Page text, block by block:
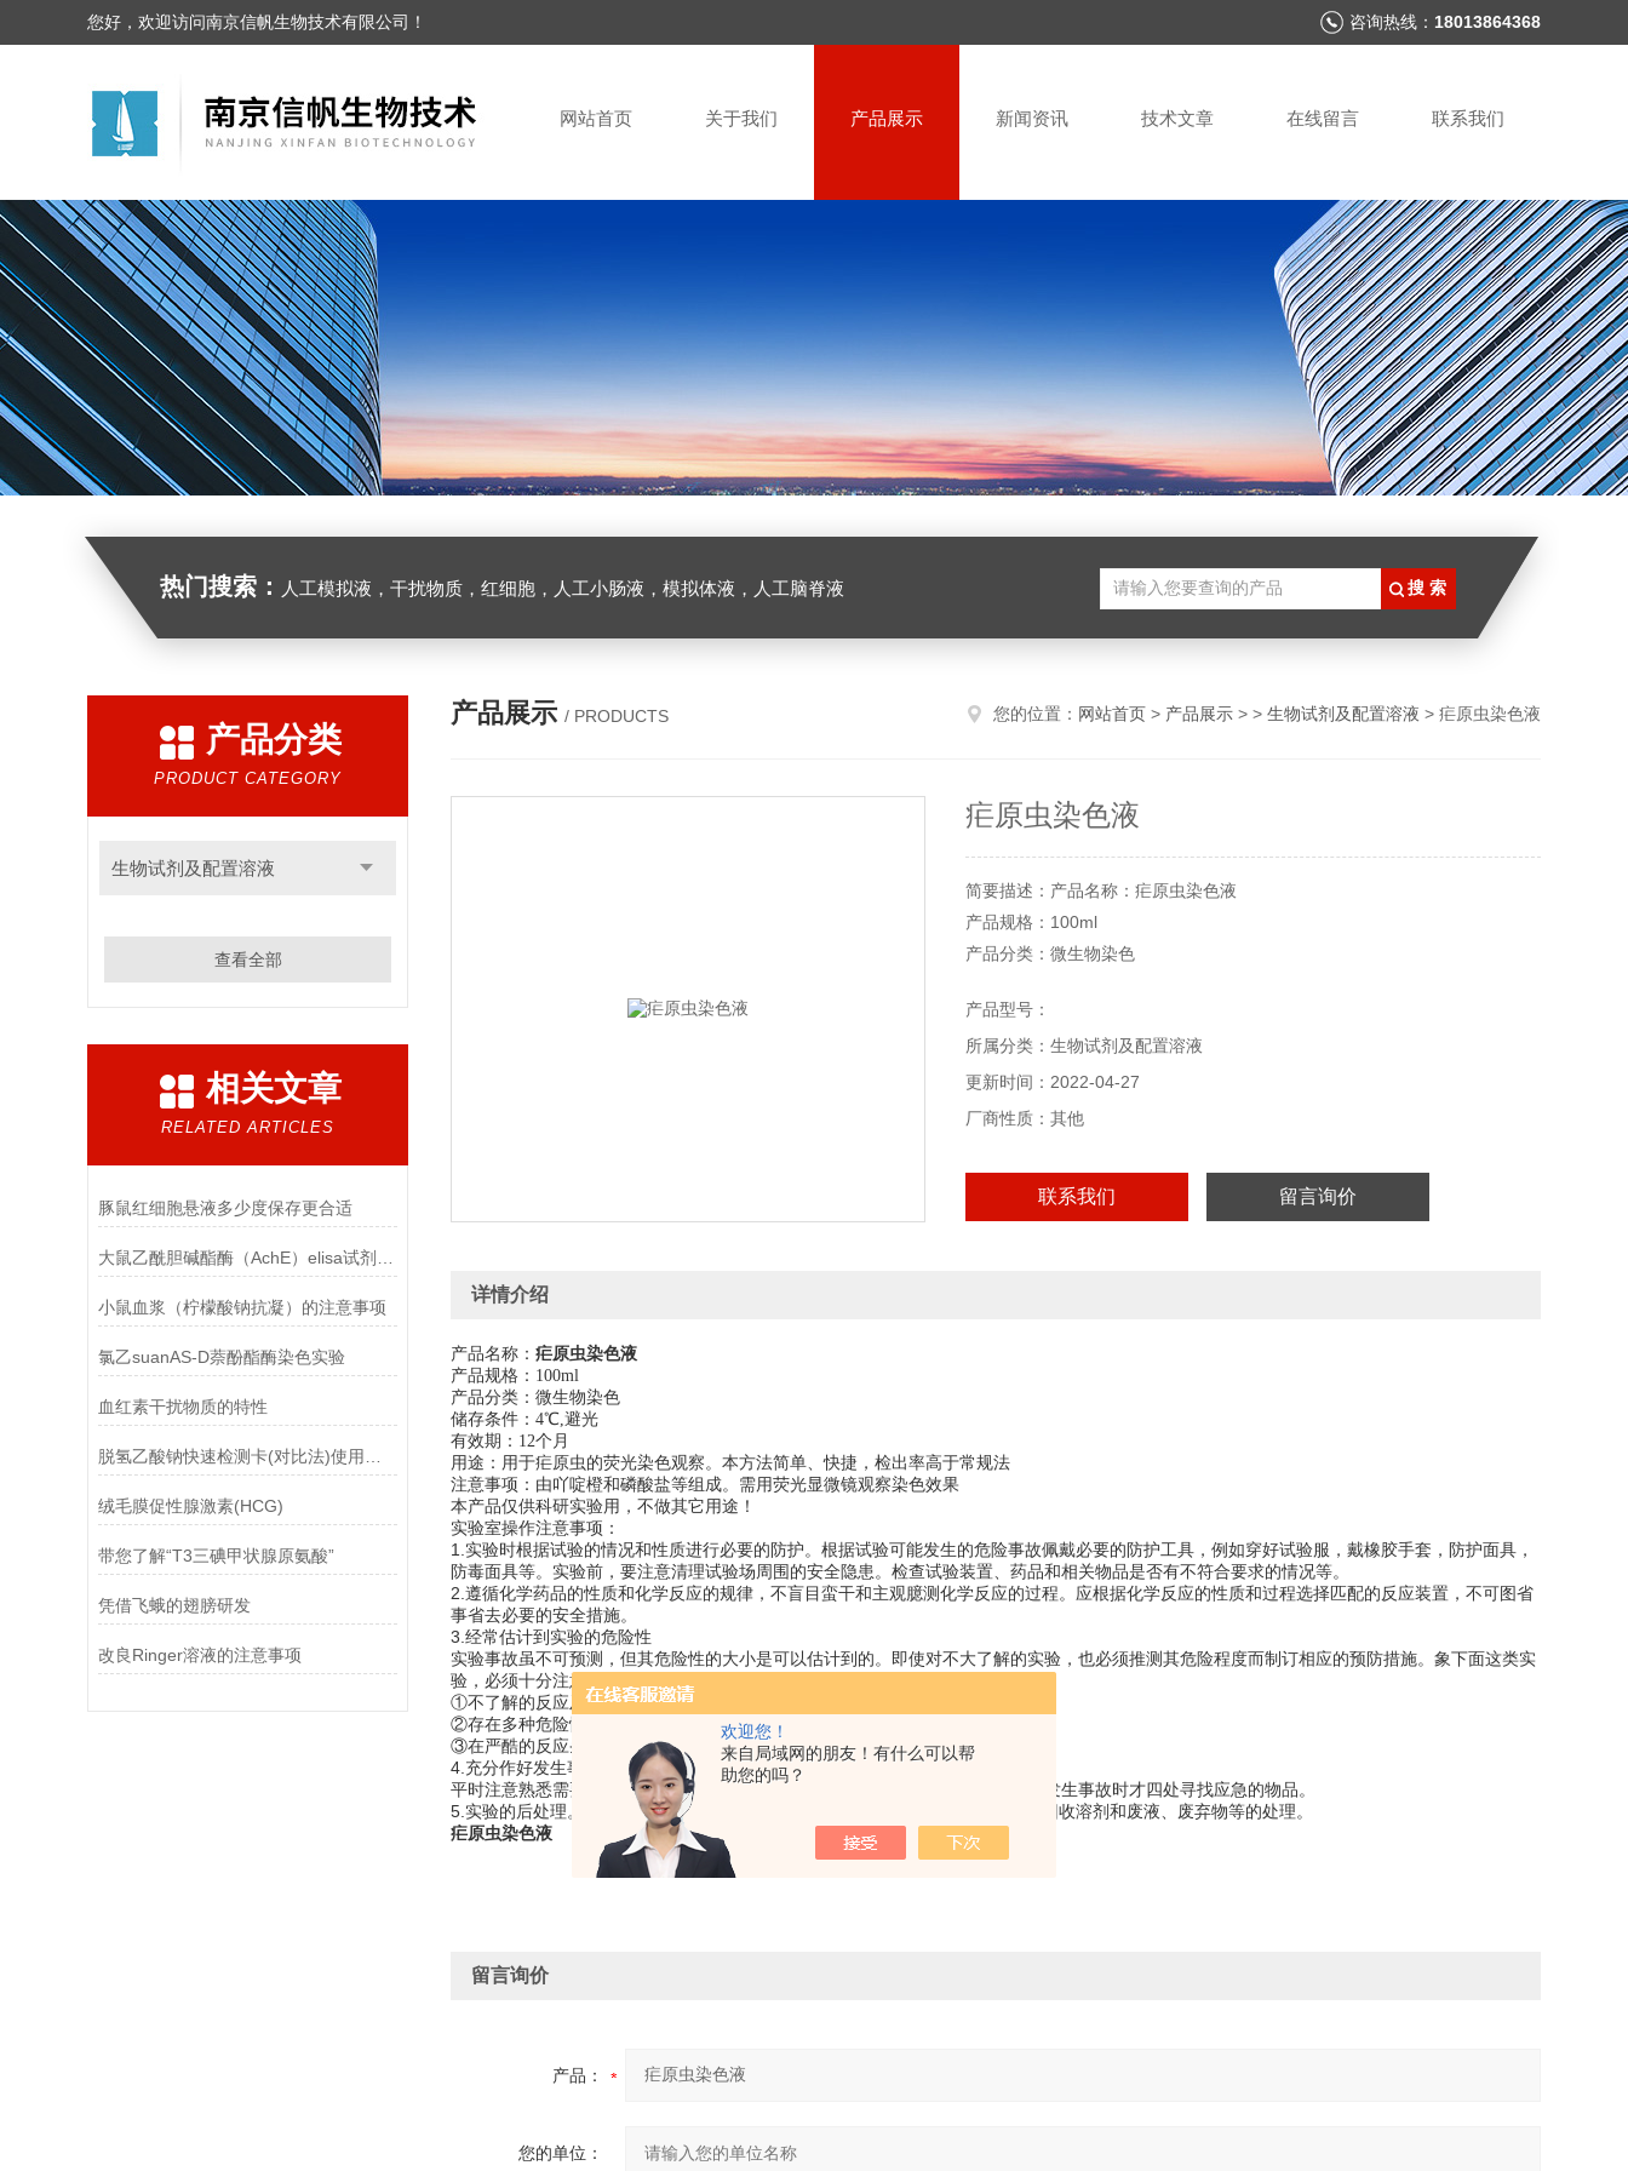
欢迎您！
来自局域网的朋友！有什么可以帮
助您的吗？
您好，欢迎访问南京信帆生物技术有限公司！ 咨询热线： 18013864368
网站首页 关于我们 产品展示 新闻资讯 技术文章 在线留言 联系我们
热门搜索： 人工模拟液，干扰物质，红细胞，人工小肠液，模拟体液，人工脑脊液
产品分类
PRODUCT CATEGORY
生物试剂及配置溶液
查看全部
相关文章
RELATED ARTICLES
豚鼠红细胞悬液多少度保存更合适
小鼠血浆（柠檬酸钠抗凝）的注意事项
氯乙suanAS-D萘酚酯酶染色实验
血红素干扰物质的特性
绒毛膜促性腺激素(HCG)
带您了解“T3三碘甲状腺原氨酸”
凭借飞蛾的翅膀研发
改良Ringer溶液的注意事项
产品展示 / PRODUCTS 您的位置： 网站首页 > 产品展示 > > 生物试剂及配置溶液 > 疟原虫染色液
疟原虫染色液
简要描述：产品名称：疟原虫染色液
产品规格：100ml
产品分类：微生物染色
有效期：12个月
用途：用于疟原虫的荧光染色观察。本方法简单、快捷，检出率高于常规法
注意事项：由吖啶橙和磷酸盐等组成。需用荧光显微镜观察染色效果
本产品仅供科研实验用，不做其它用途！
产品型号：
所属分类：生物试剂及配置溶液
更新时间：2022-04-27
厂商性质：其他
联系我们 留言询价
详情介绍
产品名称： 疟原虫染色液
产品规格：100ml
产品分类：微生物染色
储存条件：4℃,避光
有效期：12个月
用途：用于疟原虫的荧光染色观察。本方法简单、快捷，检出率高于常规法
注意事项：由吖啶橙和磷酸盐等组成。需用荧光显微镜观察染色效果
本产品仅供科研实验用，不做其它用途！
实验室操作注意事项：
1.实验时根据试验的情况和性质进行必要的防护。根据试验可能发生的危险事故佩戴必要的防护工具，例如穿好试验服，戴橡胶手套，防护面具，
防毒面具等。实验前，要注意清理试验场周围的安全隐患。检查试验装置、药品和相关物品是否有不符合要求的情况等。
2.遵循化学药品的性质和化学反应的规律，不盲目蛮干和主观臆测化学反应的过程。应根据化学反应的性质和过程选择匹配的反应装置，不可图省
事省去必要的安全措施。
3.经常估计到实验的危险性
实验事故虽不可预测，但其危险性的大小是可以估计到的。即使对不大了解的实验，也必须推测其危险程度而制订相应的预防措施。象下面这类实
验，必须十分注意。
①不了解的反应及操作;
②存在多种危险性的实验(如发生火灾、毒气等);
③在严酷的反应条件(如高温、高压等)下进行的实验。
4.充分作好发生事故时的预防措施并加以检查。
平时注意熟悉需要关闭的主要龙头、电气开关，灭火器的位置及操作方法，避免发生事故时才四处寻找应急的物品。
5.实验的后处理。实验的后处理工作，亦属实验过程的组成部份。特别不可忽略回收溶剂和废液、废弃物等的处理。
疟原虫染色液
留言询价
产品：
您的单位：